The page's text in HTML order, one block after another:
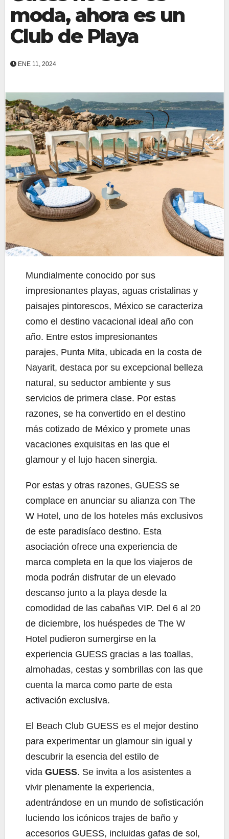
moda, ahora es un
Club de Playa
ENE 11, 2024
Mundialmente conocido por sus
impresionantes playas, aguas cristalinas y
paisajes pintorescos, México se caracteriza
como el destino vacacional ideal año con
año. Entre estos impresionantes
parajes, Punta Mita, ubicada en la costa de
Nayarit, destaca por su excepcional belleza
natural, su seductor ambiente y sus
servicios de primera clase. Por estas
razones, se ha convertido en el destino
más cotizado de México y promete unas
vacaciones exquisitas en las que el
glamour y el lujo hacen sinergia.
Por estas y otras razones, GUESS se
complace en anunciar su alianza con The
W Hotel, uno de los hoteles más exclusivos
de este paradisíaco destino. Esta
asociación ofrece una experiencia de
marca completa en la que los viajeros de
moda podrán disfrutar de un elevado
descanso junto a la playa desde la
comodidad de las cabañas VIP. Del 6 al 20
de diciembre, los huéspedes de The W
Hotel pudieron sumergirse en la
experiencia GUESS gracias a las toallas,
almohadas, cestas y sombrillas con las que
cuenta la marca como parte de esta
activación exclusiva.
El Beach Club GUESS es el mejor destino
para experimentar un glamour sin igual y
descubrir la esencia del estilo de
vida GUESS. Se invita a los asistentes a
vivir plenamente la experiencia,
adentrándose en un mundo de sofisticación
luciendo los icónicos trajes de baño y
accesorios GUESS, incluidas gafas de sol,